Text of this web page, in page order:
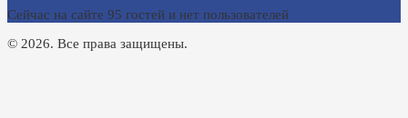
Сейчас на сайте 95 гостей и нет пользователей
© 2026. Все права защищены.